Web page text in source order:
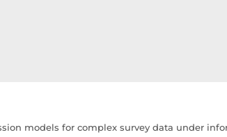
models for complex survey data under